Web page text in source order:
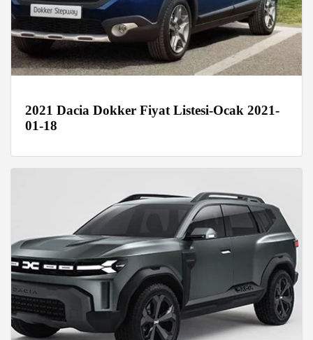
2021 Dacia Dokker Fiyat Listesi-Ocak 2021-
01-18